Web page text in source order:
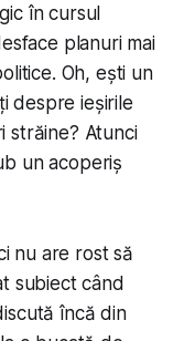
în cursul
planuri mai
Oh, ești un
despre ieșirile
străine? Atunci
un acoperiș
nu are rost să
subiect când
încă din